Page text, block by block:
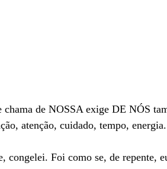
chama de NOSSA exige DE NÓS
atenção, cuidado, tempo,
congelei. Foi como se, de repente,